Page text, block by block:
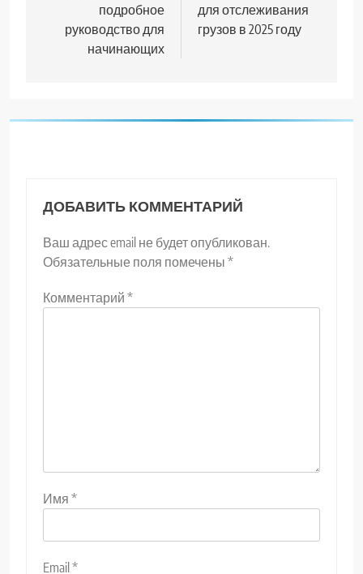
подробное
руководство для
начинающих
для отслеживания
грузов в 2025 году
ДОБАВИТЬ КОММЕНТАРИЙ
Ваш адрес email не будет опубликован.
Обязательные поля помечены *
Комментарий *
Имя *
Email *